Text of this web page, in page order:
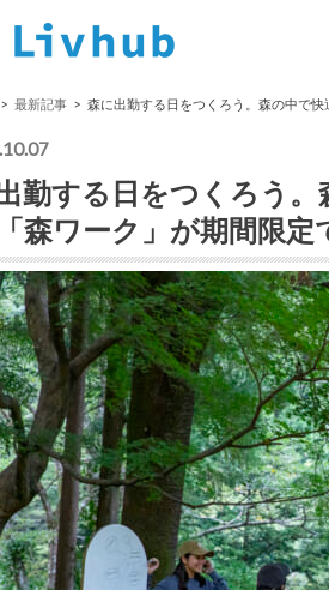
最新記事 森に出勤する日をつくろう。森の中で
勤する日をつくろう
森ワーク」が期間限定